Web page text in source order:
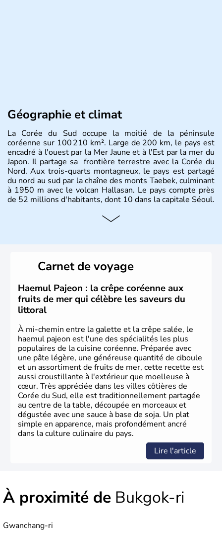
Géographie et climat
La Corée du Sud occupe la moitié de la péninsule
coréenne sur 100 210 km². Large de 200 km, le pays est
encadré à l'ouest par la Mer Jaune et à l'Est par la mer du
Japon. Il partage sa frontière terrestre avec la Corée du
Nord. Aux trois-quarts montagneux, le pays est partagé
du nord au sud par la chaîne des monts Taebek, culminant
à 1950 m avec le volcan Hallasan. Le pays compte près
de 52 millions d'habitants, dont 10 dans la capitale Séoul.
Histoire et administration
christianisme et le bouddhisme en sont les deux
principales religions. Ce pays partage sa culture avec la
Corée du Nord. Les Jeux Olympiques s’y sont déroulés en
1988, de même que la Coupe du Monde de football en
2002, en collaboration avec le Japon.
Carnet de voyage
Haemul Pajeon : la crêpe coréenne aux
fruits de mer qui célèbre les saveurs du
littoral
À mi-chemin entre la galette et la crêpe salée, le
haemul pajeon est l'une des spécialités les plus
populaires de la cuisine coréenne. Préparée avec
une pâte légère, une généreuse quantité de ciboule
et un assortiment de fruits de mer, cette recette est
aussi croustillante à l'extérieur que moelleuse à
cœur. Très appréciée dans les villes côtières de
Corée du Sud, elle est traditionnellement partagée
au centre de la table, découpée en morceaux et
dégustée avec une sauce à base de soja. Un plat
simple en apparence, mais profondément ancré
dans la culture culinaire du pays.
Lire l'article
À proximité de Bukgok-ri
Gwanchang-ri